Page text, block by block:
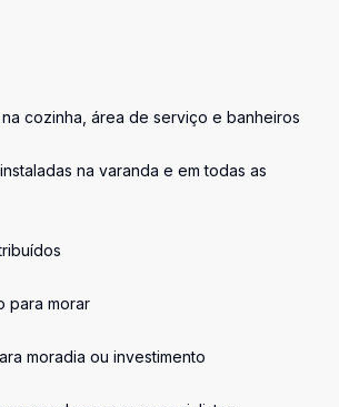
cozinha, área de serviço e banheiros
na varanda e em todas as
para morar
moradia ou investimento